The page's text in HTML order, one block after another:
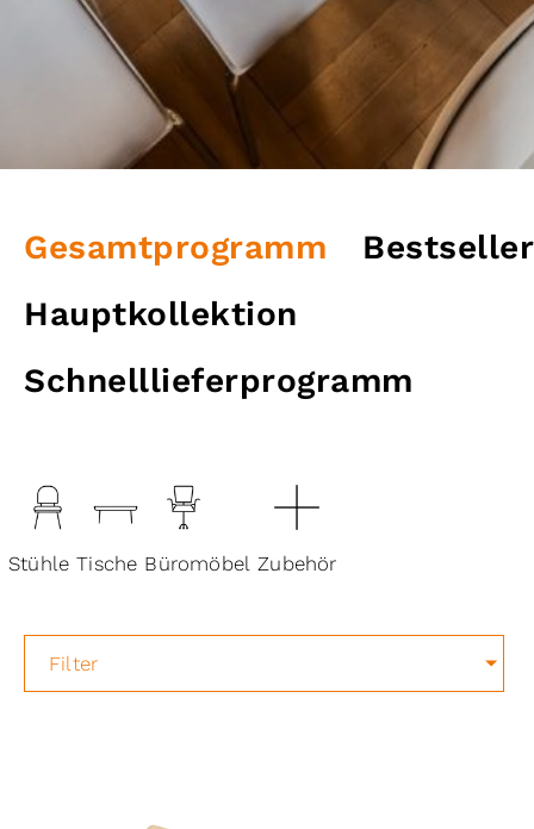
Gesamtprogramm
Bestseller
Hauptkollektion
Schnelllieferprogramm
Stühle Tische Büromöbel Zubehör
Filter